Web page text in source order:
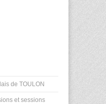
de TOULON
et sessions